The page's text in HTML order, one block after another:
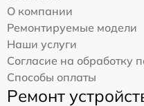
О компании
Ремонтируемые модели
Наши услуги
Согласие на обработку
Способы оплаты
Ремонт